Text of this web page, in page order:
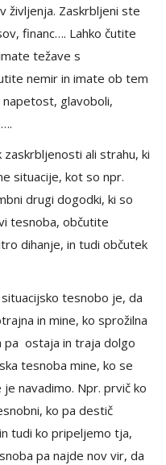
življenja. Zaskrbljeni ste
financ…. Lahko čutite
težave s
nemir in imate ob tem
glavoboli,
zaskrbljenosti ali strahu, ki
situacije, kot so npr.
drugi dogodki, ki so
tesnoba, občutite
dihanje, in tudi občutek
tesnobo je, da
in mine, ko sprožilna
pa ostaja in traja dolgo
tesnoba mine, ko se
navadimo. Npr. prvič ko
ko pa destič
tudi ko pripeljemo tja,
pa najde nov vir, da